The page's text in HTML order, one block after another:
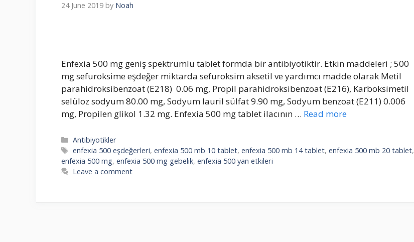
24 June 2019 by Noah
Enfexia 500 mg geniş spektrumlu tablet formda bir antibiyotiktir. Etkin maddeleri ; 500
mg sefuroksime eşdeğer miktarda sefuroksim aksetil ve yardımcı madde olarak Metil
parahidroksibenzoat (E218) 0.06 mg, Propil parahidroksibenzoat (E216), Karboksimetil
selüloz sodyum 80.00 mg, Sodyum lauril sülfat 9.90 mg, Sodyum benzoat (E211) 0.006
mg, Propilen glikol 1.32 mg. Enfexia 500 mg tablet ilacının … Read more
Categories
Antibiyotikler
Tags
enfexia 500 eşdeğerleri,enfexia 500 mb 10 tablet,enfexia 500 mb 14 tablet,enfexia 500 mb 20 tablet,
enfexia 500 mg, enfexia 500 mg gebelik, enfexia 500 yan etkileri
Leave a comment